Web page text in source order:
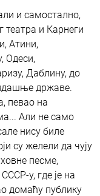
и самостално,
и Карнеги
Атини,
Одеси,
Даблину, до
државе.
певао на
Али не само
нису биле
су желели да чују
песме,
у, где је на
домаћу публику